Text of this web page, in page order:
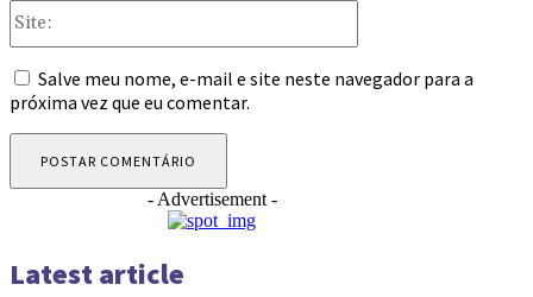
Salve meu nome, e-mail e site neste navegador para a
próxima vez que eu comentar.
- Advertisement -
Latest article